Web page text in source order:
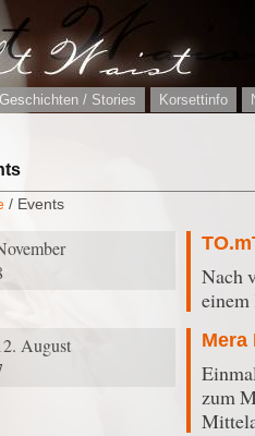
Geschichten / Stories Korsettinfo
/ Events
Nach
August
Mera
zum